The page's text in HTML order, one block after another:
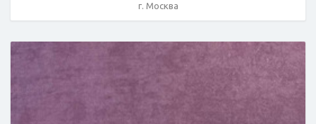
г. Москва